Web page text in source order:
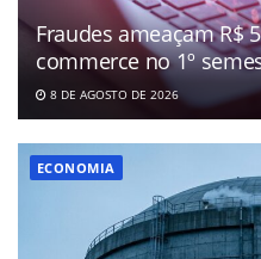
Fraudes ameaçam R$
commerce no 1º
8 DE AGOSTO DE 2026
ECONOMIA